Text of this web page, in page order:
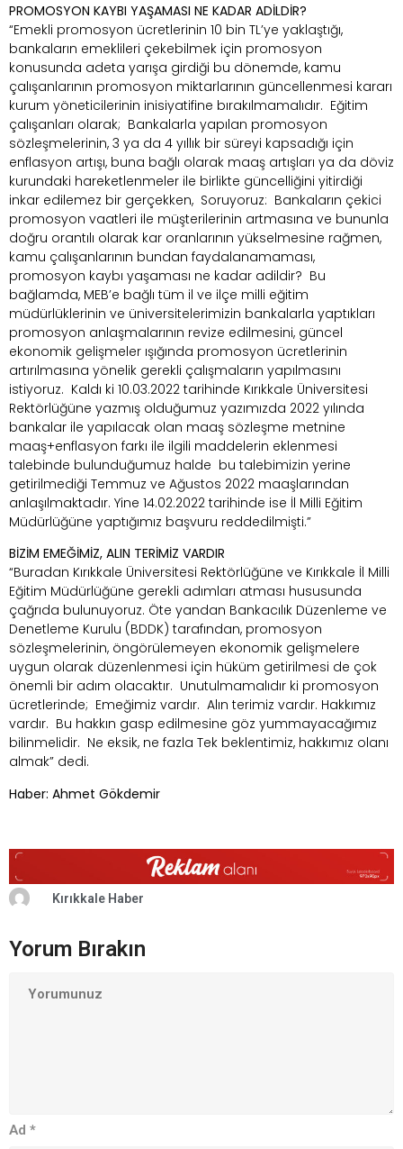
PROMOSYON KAYBI YAŞAMASI NE KADAR ADİLDİR?
“Emekli promosyon ücretlerinin 10 bin TL’ye yaklaştığı,
bankaların emeklileri çekebilmek için promosyon
konusunda adeta yarışa girdiği bu dönemde, kamu
çalışanlarının promosyon miktarlarının güncellenmesi kararı
kurum yöneticilerinin inisiyatifine bırakılmamalıdır. Eğitim
çalışanları olarak; Bankalarla yapılan promosyon
sözleşmelerinin, 3 ya da 4 yıllık bir süreyi kapsadığı için
enflasyon artışı, buna bağlı olarak maaş artışları ya da döviz
kurundaki hareketlenmeler ile birlikte güncelliğini yitirdiği
inkar edilemez bir gerçekken, Soruyoruz: Bankaların çekici
promosyon vaatleri ile müşterilerinin artmasına ve bununla
doğru orantılı olarak kar oranlarının yükselmesine rağmen,
kamu çalışanlarının bundan faydalanamaması,
promosyon kaybı yaşaması ne kadar adildir? Bu
bağlamda, MEB’e bağlı tüm il ve ilçe milli eğitim
müdürlüklerinin ve üniversitelerimizin bankalarla yaptıkları
promosyon anlaşmalarının revize edilmesini, güncel
ekonomik gelişmeler ışığında promosyon ücretlerinin
artırılmasına yönelik gerekli çalışmaların yapılmasını
istiyoruz. Kaldı ki 10.03.2022 tarihinde Kırıkkale Üniversitesi
Rektörlüğüne yazmış olduğumuz yazımızda 2022 yılında
bankalar ile yapılacak olan maaş sözleşme metnine
maaş+enflasyon farkı ile ilgili maddelerin eklenmesi
talebinde bulunduğumuz halde bu talebimizin yerine
getirilmediği Temmuz ve Ağustos 2022 maaşlarından
anlaşılmaktadır. Yine 14.02.2022 tarihinde ise İl Milli Eğitim
Müdürlüğüne yaptığımız başvuru reddedilmişti.”
BİZİM EMEĞİMİZ, ALIN TERİMİZ VARDIR
“Buradan Kırıkkale Üniversitesi Rektörlüğüne ve Kırıkkale İl Milli
Eğitim Müdürlüğüne gerekli adımları atması hususunda
çağrıda bulunuyoruz. Öte yandan Bankacılık Düzenleme ve
Denetleme Kurulu (BDDK) tarafından, promosyon
sözleşmelerinin, öngörülemeyen ekonomik gelişmelere
uygun olarak düzenlenmesi için hüküm getirilmesi de çok
önemli bir adım olacaktır. Unutulmamalıdır ki promosyon
ücretlerinde; Emeğimiz vardır. Alın terimiz vardır. Hakkımız
vardır. Bu hakkın gasp edilmesine göz yummayacağımız
bilinmelidir. Ne eksik, ne fazla Tek beklentimiz, hakkımız olanı
almak” dedi.
Haber: Ahmet Gökdemir
Kırıkkale Haber
Yorum Bırakın
Ad *